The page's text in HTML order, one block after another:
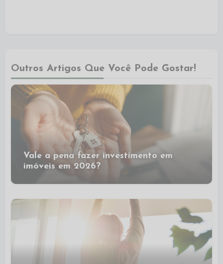
Outros Artigos Que Você Pode Gostar!
Vale a pena fazer investimento em
imóveis em 2026?